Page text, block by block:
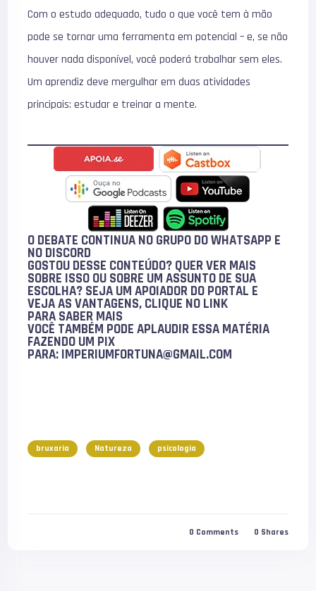
Com o estudo adequado, tudo o que você tem à mão
pode se tornar uma ferramenta em potencial – e, se não
houver nada disponível, você poderá trabalhar sem eles.
Um aprendiz deve mergulhar em duas atividades
principais: estudar e treinar a mente.
O DEBATE CONTINUA NO GRUPO DO WHATSAPP E
NO DISCORD
GOSTOU DESSE CONTEÚDO? QUER VER MAIS
SOBRE ISSO OU SOBRE UM ASSUNTO DE SUA
ESCOLHA? SEJA UM APOIADOR DO PORTAL E
VEJA AS VANTAGENS, CLIQUE NO LINK
PARA SABER MAIS
VOCÊ TAMBÉM PODEAPLAUDIR ESSA MATÉRIA
FAZENDO UM PIX
PARA: IMPERIUMFORTUNA@GMAIL.COM
bruxaria Natureza psicologia
0 Comments 0 Shares